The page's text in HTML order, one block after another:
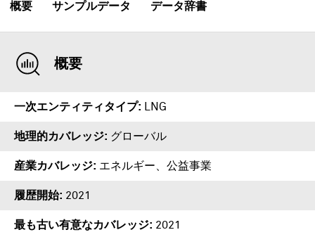
概要 サンプルデータ データ辞書
概要
一次エンティティタイプ LNG
地理的カバレッジ グローバル
産業カバレッジ エネルギー、公益事業
履歴開始 2021
最も古い有意なカバレッジ 2021